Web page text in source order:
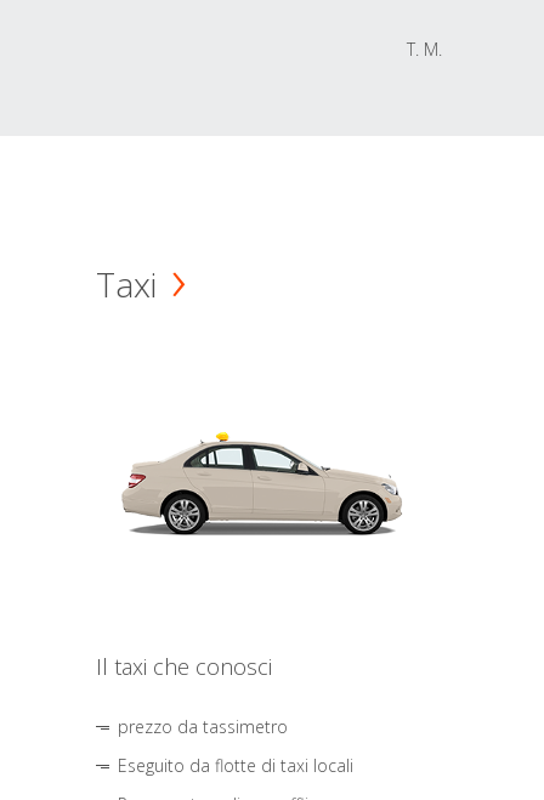
T. M.
Taxi
Il taxi che conosci
prezzo da tassimetro
Eseguito da flotte di taxi locali